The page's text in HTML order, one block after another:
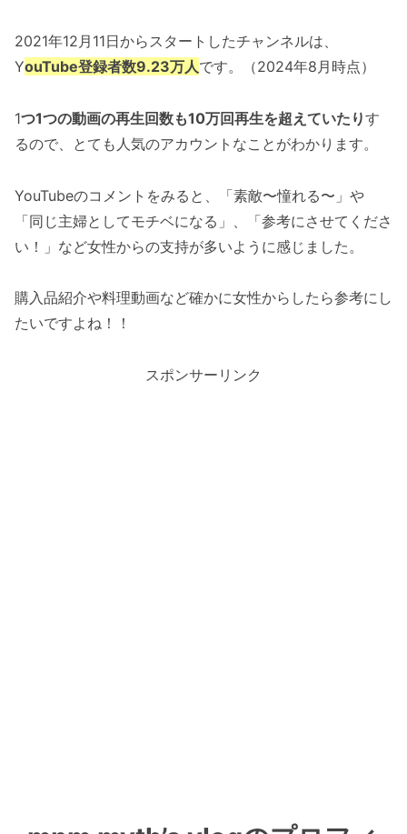
2021年12月11日からスタートしたチャンネルは、
YouTube登録者数9.23万人です。（2024年8月時点）
1つ1つの動画の再生回数も10万回再生を超えていたりす
るので、とても人気のアカウントなことがわかります。
YouTubeのコメントをみると、「素敵〜憧れる〜」や
「同じ主婦としてモチベになる」、「参考にさせてくださ
い！」など女性からの支持が多いように感じました。
購入品紹介や料理動画など確かに女性からしたら参考にし
たいですよね！！
スポンサーリンク